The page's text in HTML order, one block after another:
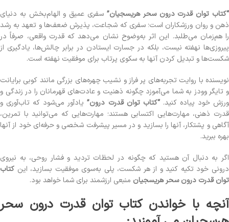
“کتاب توان قدرت درون سحر هریسجیان” سفری عمیق و الهام‌بخش به دنیای
ذهن و روان ورزشکاران است؛ سفری که شجاعت، پذیرش ضعف‌ها و تعهد به رشد
را هم‌زمان می‌طلبد. این اثر به‌وضوح نشان می‌دهد که قدرت واقعی، صرفاً در
پیروزی‌ها نهفته نیست، بلکه در جسارت ایستادن در برابر چالش‌ها، یادگیری از
شکست‌ها و تبدیل کردن آنها به سکوی پرتاب برای موفقیت نهفته است.
نویسنده با روایت تجربه‌های پر فراز و نشیب چهره‌های بزرگی مانند کوبی برایانت
و تایگر وودز به شما می‌آموزد چگونه ذهنیت و عادت‌های قهرمانان را در زندگی و
ورزش خود پیاده کنید.“کتاب توان قدرت درون”یادآور می‌شود که تاب‌آوری و
قدرت ذهنی، مهارت‌هایی اکتسابی هستند؛ مهارت‌هایی که می‌توانید با تمرین،
آگاهی و پشتکار، آنها را بسازید و در مسیر پیشرفت شخصی و حرفه‌ای خود از آنها
بهره ببرید.
اگر به دنبال آن هستید که چگونه در لحظات تردید و فشار روحی، به نیروی
درونی خود تکیه کنید و از هر شکست، پلی به‌سوی موفقیت بسازید، این کتاب
توان قدرت درون سحر هریسجیان منبعی ارزشمند برای شما خواهد بود.
آنچه با خواندن کتاب توان قدرت درون سحر